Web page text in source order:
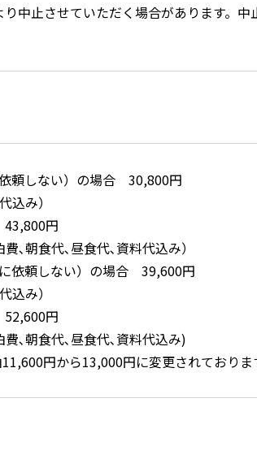
り中止させていただく場合があります。
頼しない）の場合 30,800円
込み）
円
､朝食代､昼食代､資料代込み）
依頼しない）の場合 39,600円
込み）
円
費､朝食代､昼食代､資料代込み)
円から13,000円に変更されておりま